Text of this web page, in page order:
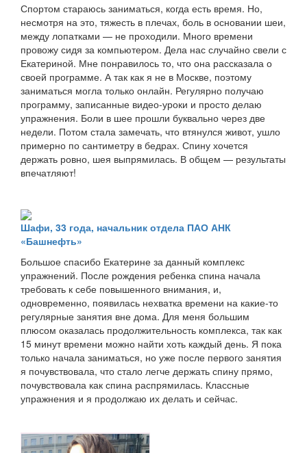
Спортом стараюсь заниматься, когда есть время. Но,
несмотря на это, тяжесть в плечах, боль в основании шеи,
между лопатками — не проходили. Много времени
провожу сидя за компьютером. Дела нас случайно свели с
Екатериной. Мне понравилось то, что она рассказала о
своей программе. А так как я не в Москве, поэтому
заниматься могла только онлайн. Регулярно получаю
программу, записанные видео-уроки и просто делаю
упражнения. Боли в шее прошли буквально через две
недели. Потом стала замечать, что втянулся живот, ушло
примерно по сантиметру в бедрах. Спину хочется
держать ровно, шея выпрямилась. В общем — результаты
впечатляют!
Шафи, 33 года, начальник отдела ПАО АНК
«Башнефть»
Большое спасибо Екатерине за данный комплекс
упражнений. После рождения ребенка спина начала
требовать к себе повышенного внимания, и,
одновременно, появилась нехватка времени на какие-то
регулярные занятия вне дома. Для меня большим
плюсом оказалась продолжительность комплекса, так как
15 минут времени можно найти хоть каждый день. Я пока
только начала заниматься, но уже после первого занятия
я почувствовала, что стало легче держать спину прямо,
почувствовала как спина распрямилась. Классные
упражнения и я продолжаю их делать и сейчас.